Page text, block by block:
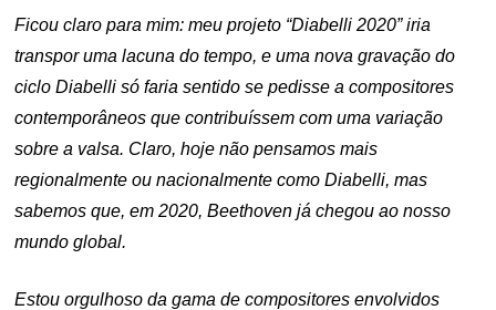
Ficou claro para mim: meu projeto “Diabelli 2020” iria
transpor uma lacuna do tempo, e uma nova gravação do
ciclo Diabelli só faria sentido se pedisse a compositores
contemporâneos quecontribuíssem com uma variação
sobre a valsa. Claro, hoje não pensamos mais
regionalmente ou nacionalmente como Diabelli, mas
sabemos que, em 2020, Beethoven já chegou ao nosso
mundo global.
Estou orgulhoso da gama de compositores envolvidos